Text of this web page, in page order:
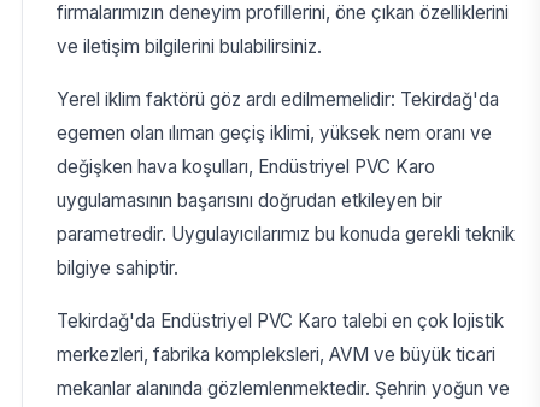
firmalarımızın deneyim profillerini, öne çıkan özelliklerini
ve iletişim bilgilerini bulabilirsiniz.
Yerel iklim faktörü göz ardı edilmemelidir: Tekirdağ'da
egemen olan ılıman geçiş iklimi, yüksek nem oranı ve
değişken hava koşulları, Endüstriyel PVC Karo
uygulamasının başarısını doğrudan etkileyen bir
parametredir. Uygulayıcılarımız bu konuda gerekli teknik
bilgiye sahiptir.
Tekirdağ'da Endüstriyel PVC Karo talebi en çok lojistik
merkezleri, fabrika kompleksleri, AVM ve büyük ticari
mekanlar alanında gözlemlenmektedir. Şehrin yoğun ve